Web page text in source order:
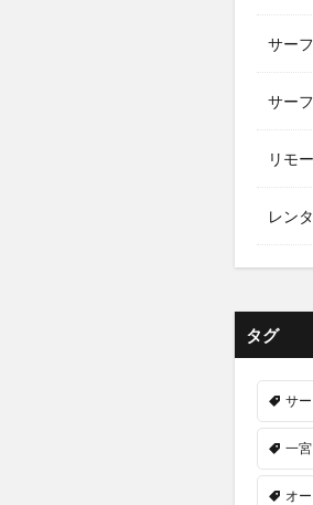
サー
サー
リモ
レン
タグ
サ
一宮
オ